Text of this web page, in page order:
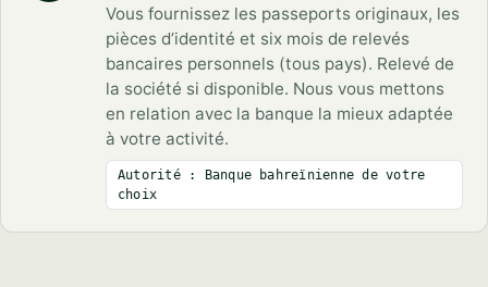
Vous fournissez les passeports originaux, les
pièces d’identité et six mois de relevés
bancaires personnels (tous pays). Relevé de
la société si disponible. Nous vous mettons
en relation avec la banque la mieux adaptée
à votre activité.
Autorité : Banque bahreïnienne de votre
choix